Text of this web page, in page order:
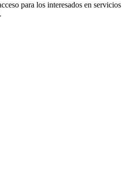
para los interesados en servicios